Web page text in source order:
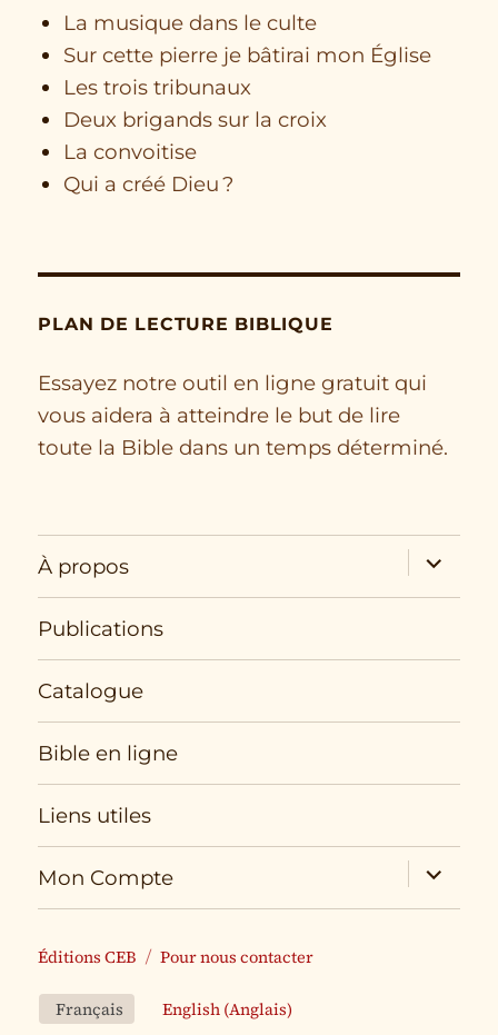
La musique dans le culte
Sur cette pierre je bâtirai mon Église
Les trois tribunaux
Deux brigands sur la croix
La convoitise
Qui a créé Dieu ?
PLAN DE LECTURE BIBLIQUE
Essayez notre outil en ligne gratuit qui
vous aidera à atteindre le but de lire
toute la Bible dans un temps déterminé.
À propos
expand
child
menu
Publications
Catalogue
Bible en ligne
Liens utiles
Mon Compte
expand
child
menu
Éditions CEB Pour nous contacter
Français English (Anglais)